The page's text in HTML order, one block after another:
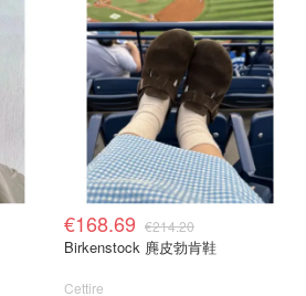
€168.69 €214.20
Birkenstock 麂皮勃肯鞋
Cettire